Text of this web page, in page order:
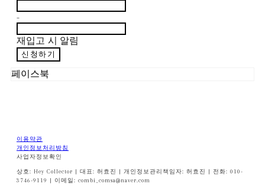
-
재입고 시 알림
신청하기
페이스북
이용약관
개인정보처리방침
사업자정보확인
상호: Hey Collector | 대표: 허효진 | 개인정보관리책임자: 허효진 | 전화: 010-
3746-9119 | 이메일: combi_comsa@naver.com